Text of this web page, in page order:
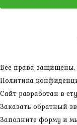
Все права
Политика
Сайт разработан в
Заказать обратный
Заполните форму и